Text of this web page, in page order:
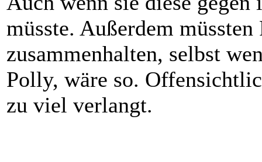
müsste. Außerdem
zusammenhalten, selbst
Polly, wäre so.
zu viel verlangt.